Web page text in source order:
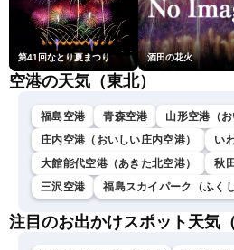
第41回なとり夏まつり 酒田の花火
空港の天気（東北）
福島空港 青森空港
山形空港（お
庄内空港（おいしい庄内空港）
い
大館能代空港（あきた北空港）
秋
三沢空港
福島スカイパーク（ふく
注目のお出かけスポット天気（